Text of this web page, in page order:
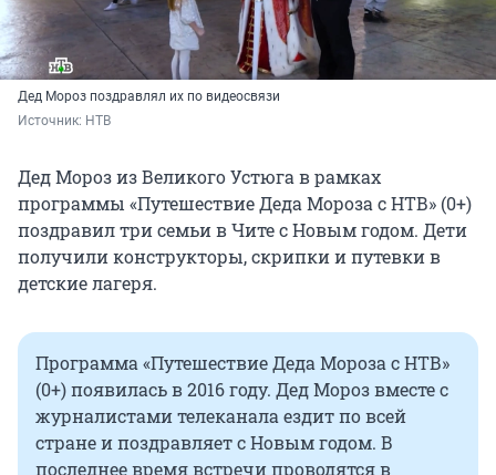
Дед Мороз поздравлял их по видеосвязи
Источник: НТВ
Дед Мороз из Великого Устюга в рамках
программы «Путешествие Деда Мороза с НТВ» (0+)
поздравил три семьи в Чите с Новым годом. Дети
получили конструкторы, скрипки и путевки в
детские лагеря.
Программа «Путешествие Деда Мороза с НТВ»
(0+) появилась в 2016 году. Дед Мороз вместе с
журналистами телеканала ездит по всей
стране и поздравляет с Новым годом. В
последнее время встречи проводятся в